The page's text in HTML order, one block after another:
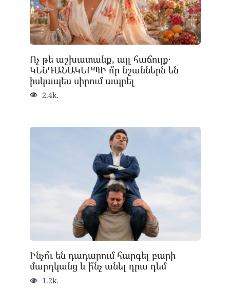
Ոչ թե աշխատանք, այլ հաճույք․
ԿԵՆԴԱՆԱԿԵՐՊԻ ո՞ր նշաններն են
իսկապես սիրում ապրել
2.4k.
Ինչո՞ւ են դադարում հարգել բարի
մարդկանց և ի՞նչ անել դրա դեմ
1.2k.